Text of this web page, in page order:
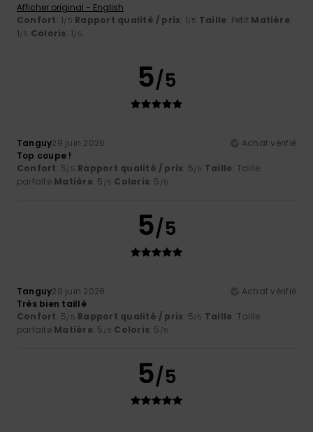
Afficher original - English
Confort: 1/5 Rapport qualité / prix: 1/5 Taille: Petit Matière:
1/5 Coloris: 1/5
5/5
Tanguy29 juin 2026
Achat vérifié
Top coupe !
Confort: 5/5 Rapport qualité / prix: 5/5 Taille: Taille
parfaite Matière: 5 /5 Coloris: 5 /5
5/5
Tanguy29 juin 2026
Achat vérifié
Très bien taillé
Confort: 5/5 Rapport qualité / prix: 5/5 Taille: Taille
parfaite Matière: 5 /5 Coloris: 5 /5
5/5